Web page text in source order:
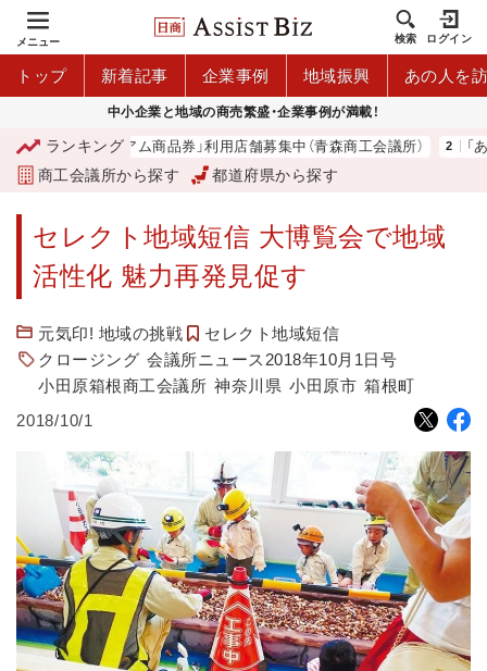
メニュー 検索 ログイン
トップ 新着記事 企業事例 地域振興 あの人を
中小企業と地域の商売繁盛・企業事例が満載！
ランキング
「青森市プレミアム商品券」利用店舗募集中（青森商工会議所） 「あ
商工会議所から探す 都道府県から探す
セレクト地域短信 大博覧会で地域
活性化 魅力再発見促す
元気印! 地域の挑戦
セレクト地域短信
クロージング 会議所ニュース2018年10月1日号
小田原箱根商工会議所 神奈川県 小田原市 箱根町
2018/10/1